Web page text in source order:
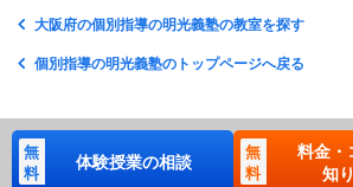
大阪府の個別指導の明光義塾の教室を探す
個別指導の明光義塾のトップページへ戻る
無
料
体験授業の相談
無
料
料金・
知